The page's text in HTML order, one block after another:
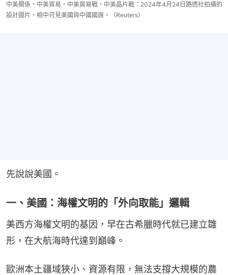
中美關係・中美貿易・中美貿易戰・中美晶片戰：2024年4月24日路透社拍攝的
設計圖片，相中可見美國與中國國旗。（Reuters）
先說說美國。
一、美國：海權文明的「外向取能」邏輯
美西方海權文明的基因，早在古希臘時代就已建立雛
形，在大航海時代達到巔峰。
歐洲本土疆域狹小、資源有限，無法支撐大規模的農